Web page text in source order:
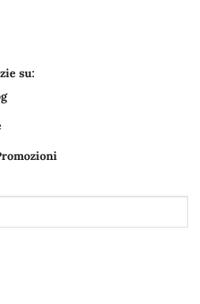
su: